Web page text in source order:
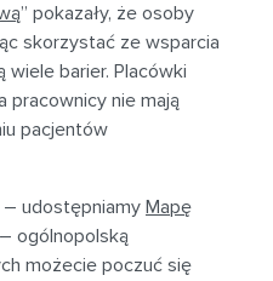
” pokazały, że osoby
skorzystać ze wsparcia
barier. Placówki
pracownicy nie mają
pacjentów
udostępniamyMapę
– ogólnopolską
możecie poczuć się